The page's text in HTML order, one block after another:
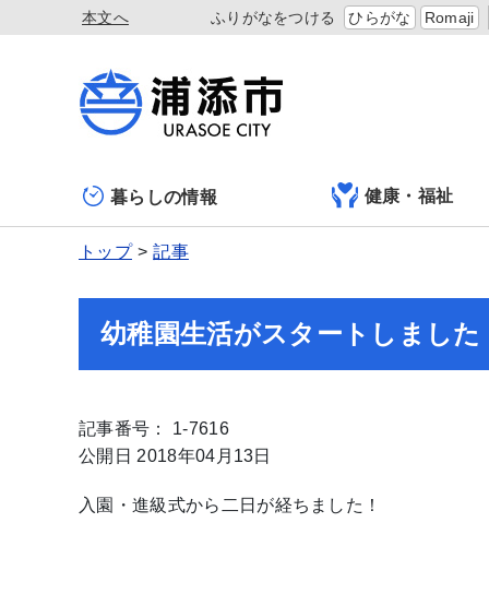
本文へ ふりがなをつける ひらがな Romaji
暮らしの情報 健康・福祉
トップ 記事
幼稚園生活がスタートしました
記事番号： 1-7616
公開日 2018年04月13日
入園・進級式から二日が経ちました！